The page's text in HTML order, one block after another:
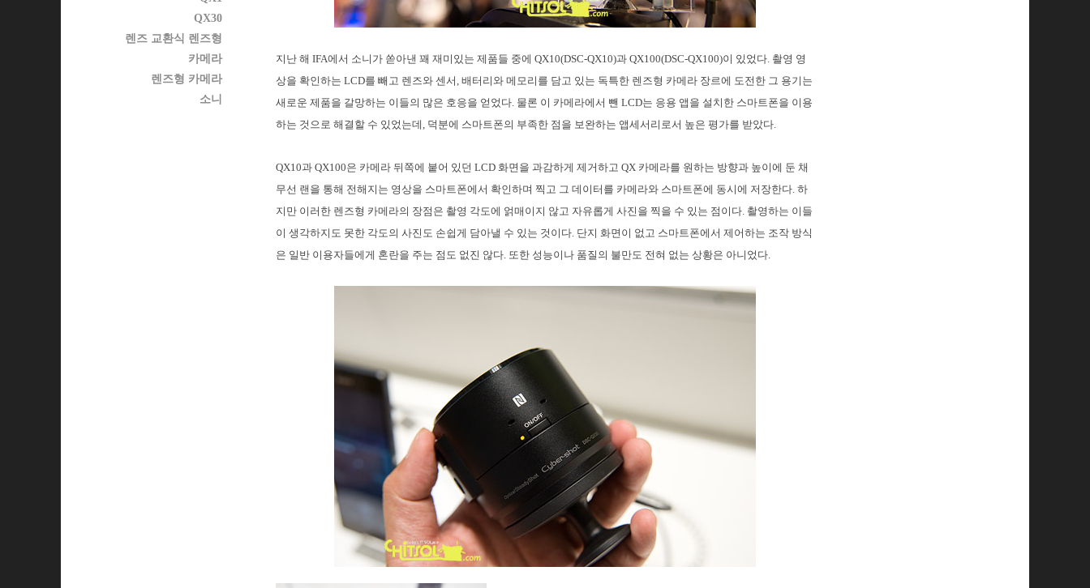
지난 해 IFA에서 소니가 쏟아낸 꽤 재미있는 제품들 중에 QX10(DSC-QX10)과 QX100(DSC-QX100)이 있었다. 촬영 영
상을 확인하는 LCD를 빼고 렌즈와 센서, 배터리와 메모리를 담고 있는 독특한 렌즈형 카메라 장르에 도전한 그 용기는
새로운 제품을 갈망하는 이들의 많은 호응을 얻었다. 물론 이 카메라에서 뺀 LCD는 응용 앱을 설치한 스마트폰을 이용
하는 것으로 해결할 수 있었는데, 덕분에 스마트폰의 부족한 점을 보완하는 앱세서리로서 높은 평가를 받았다.
QX10과 QX100은 카메라 뒤쪽에 붙어 있던 LCD 화면을 과감하게 제거하고 QX 카메라를 원하는 방향과 높이에 둔 채
무선 랜을 통해 전해지는 영상을 스마트폰에서 확인하며 찍고 그 데이터를 카메라와 스마트폰에 동시에 저장한다. 하
지만 이러한 렌즈형 카메라의 장점은 촬영 각도에 얽매이지 않고 자유롭게 사진을 찍을 수 있는 점이다. 촬영하는 이들
이 생각하지도 못한 각도의 사진도 손쉽게 담아낼 수 있는 것이다. 단지 화면이 없고 스마트폰에서 제어하는 조작 방식
은 일반 이용자들에게 혼란을 주는 점도 없진 않다. 또한 성능이나 품질의 불만도 전혀 없는 상황은 아니었다.
QX30
렌즈 교환식 렌즈형
카메라
렌즈형 카메라
소니